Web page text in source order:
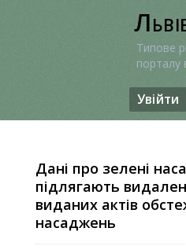
Типове
порталу
Увійти
Дані про зелені
підлягають
виданих актів
насаджень